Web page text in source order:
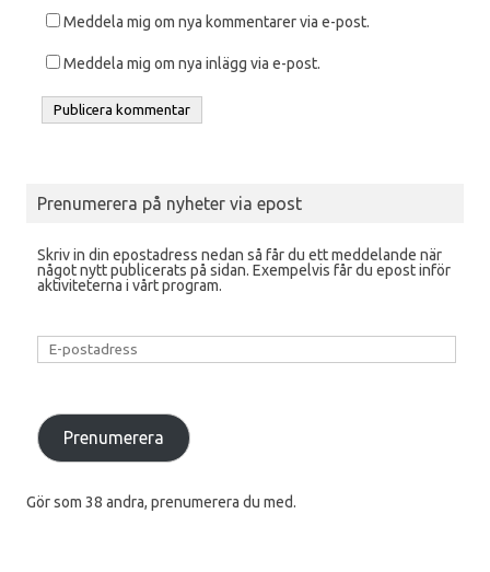
Meddela mig om nya kommentarer via e-post.
Meddela mig om nya inlägg via e-post.
Prenumerera på nyheter via epost
Skriv in din epostadress nedan så får du ett meddelande när
något nytt publicerats på sidan. Exempelvis får du epost inför
aktiviteterna i vårt program.
E-
postadress
Prenumerera
Gör som 38 andra, prenumerera du med.